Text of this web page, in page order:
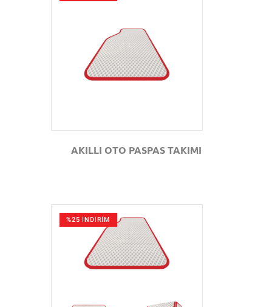
GÖZAT
AKILLI OTO PASPAS TAKIMI
%25 İNDİRİM